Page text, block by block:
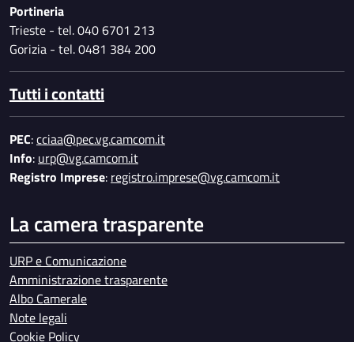
Portineria
Trieste - tel. 040 6701 213
Gorizia - tel. 0481 384 200
Tutti i contatti
PEC:cciaa@pec.vg.camcom.it
Info: urp@vg.camcom.it
Registro Imprese: registro.imprese@vg.camcom.it
La camera trasparente
URP e Comunicazione
Amministrazione trasparente
Albo Camerale
Note legali
Cookie Policy